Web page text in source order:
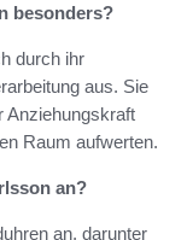
besonders?
durch ihr
aus. Sie
Anziehungskraft
Raum aufwerten.
an?
an, darunter